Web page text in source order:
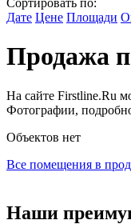
Сортировать по:
Дате Цене Площади
Продажа
На сайте Firstline.Ru
Фотографии,
Объектов нет
Все помещения в
Наши